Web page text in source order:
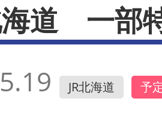
海道 一部
JR北海道 予